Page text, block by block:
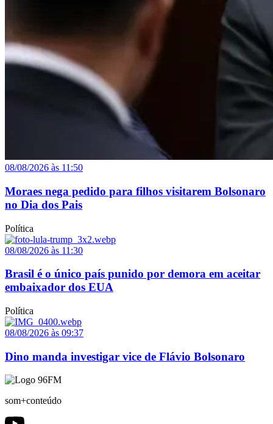
08/08/2026 às 11:50
Moraes nega pedido para filhos visitarem Bolsonaro
no Dia dos Pais
Política
08/08/2026 às 11:30
Brasil é o único país punido por demora em aceitar
embaixador dos EUA
Política
08/08/2026 às 09:37
Dino manda investigar vice de Flávio Bolsonaro
som+conteúdo